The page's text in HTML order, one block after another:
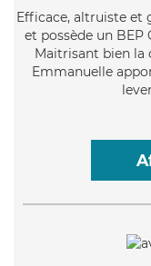
Efficace, altruiste et
et possède un BEP
Maitrisant bien la
Emmanuelle